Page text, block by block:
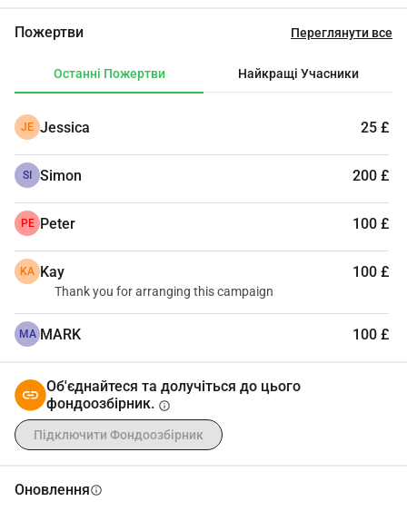
Пожертви Переглянути все
Останні Пожертви Найкращі Учасники
JE Jessica 25 £
SI Simon 200 £
PE Peter 100 £
KA Kay 100 £
Thank you for arranging this campaign
MA MARK 100 £
Об'єднайтеся та долучіться до цього
фондоозбірник. info
Підключити Фондоозбірник
Оновленняinfo